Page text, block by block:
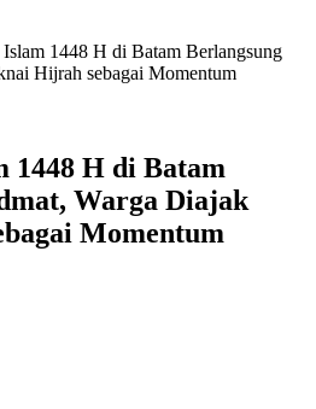
1448 H di Batam Berlangsung
Hijrah sebagai Momentum
1448 H di Batam
Warga Diajak
Momentum